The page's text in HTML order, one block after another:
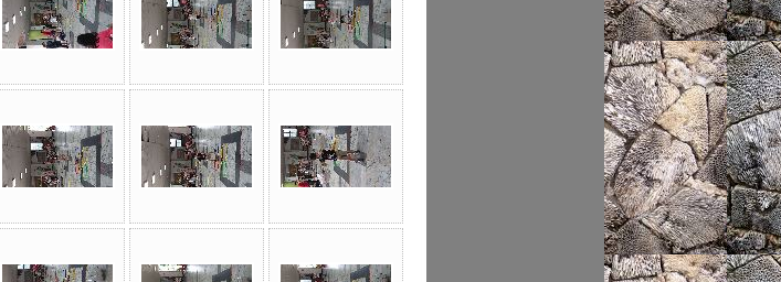
全民資訊素養